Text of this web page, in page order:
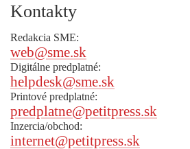
Kontakty
Redakcia SME:
web@sme.sk
Digitálne predplatné:
helpdesk@sme.sk
Printové predplatné:
predplatne@petitpress.sk
Inzercia/obchod:
internet@petitpress.sk